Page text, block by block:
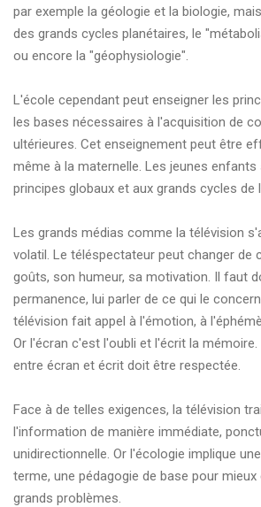
par exemple la géologie et la biologie,
des grands cycles planétaires, le
ou encore la "géophysiologie".
L'école cependant peut enseigner les
les bases nécessaires à l'acquisition de
ultérieures. Cet enseignement peut être
même à la maternelle. Les jeunes
principes globaux et aux grands cycles de
Les grands médias comme la télévision
volatil. Le téléspectateur peut changer de
goûts, son humeur, sa motivation. Il faut
permanence, lui parler de ce qui le
télévision fait appel à l'émotion, à
Or l'écran c'est l'oubli et l'écrit la
entre écran et écrit doit être respectée.
Face à de telles exigences, la télévision
l'information de manière immédiate,
unidirectionnelle. Or l'écologie implique
terme, une pédagogie de base pour
grands problèmes.